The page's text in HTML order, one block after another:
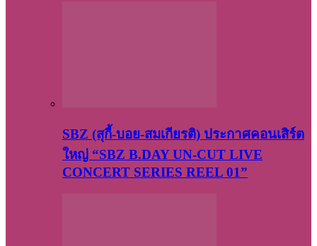
SBZ (สุกี้-บอย-สมเกียรติ) ประกาศคอนเสิร์ต
ใหญ่ “SBZ B.DAY UN-CUT LIVE
CONCERT SERIES REEL 01”